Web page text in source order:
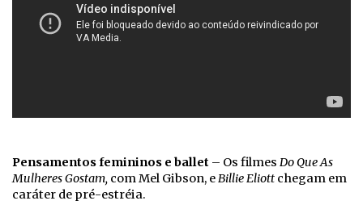
Pensamentos femininos e ballet – Os filmes Do Que As
Mulheres Gostam, com Mel Gibson, eBillie Eliott chegam em
caráter de pré-estréia.